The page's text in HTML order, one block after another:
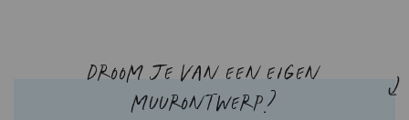
Droom je van een eigen
muurontwerp?